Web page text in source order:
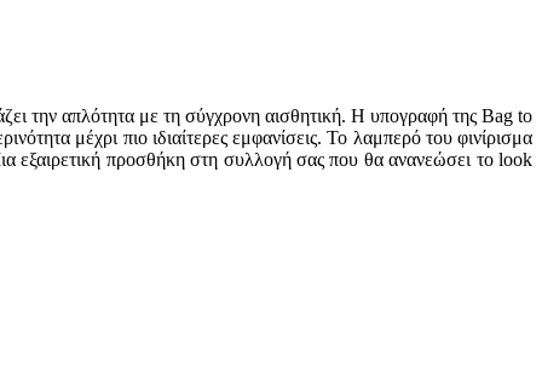
την απλότητα με τη σύγχρονη αισθητική. Η υπογραφή της Bag to
μέχρι πιο ιδιαίτερες εμφανίσεις. Το λαμπερό του φινίρισμα
εξαιρετική προσθήκη στη συλλογή σας που θα ανανεώσει το look